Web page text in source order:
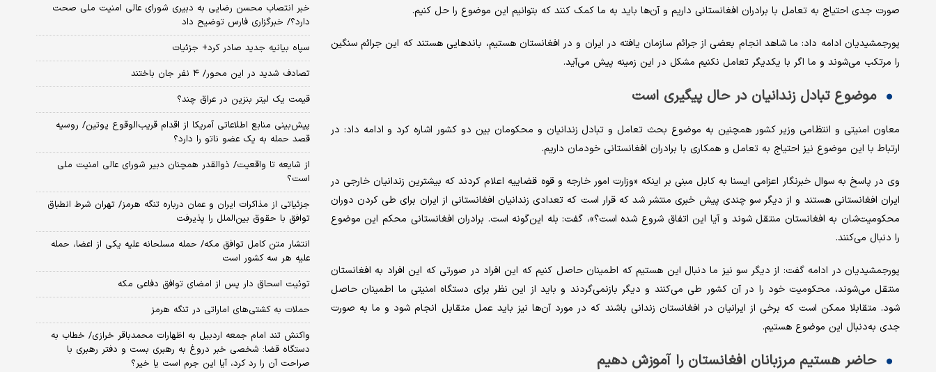
صورت جدی احتیاج به تعامل با برادران افغانستانی داریم و آن‌ها باید به ما کمک کنند که بتوانیم این موضوع را حل کنیم.
پورجمشیدیان ادامه داد: ما شاهد انجام بعضی از جرائم سازمان یافته در ایران و در افغانستان هستیم، باندهایی هستند که این جرائم سنگین
را مرتکب می‌شوند و ما اگر با یکدیگر تعامل نکنیم مشکل در این زمینه پیش می‌آید.
موضوع تبادل زندانیان در حال پیگیری است
معاون امنیتی و انتظامی وزیر کشور همچنین به موضوع بحث تعامل و تبادل زندانیان و محکومان بین دو کشور اشاره کرد و ادامه داد: در
ارتباط با این موضوع نیز احتیاج به تعامل و همکاری با برادران افغانستانی خودمان داریم.
وی در پاسخ به سوال خبرنگار اعزامی ایسنا به کابل مبنی بر اینکه «وزارت امور خارجه و قوه قضاییه اعلام کردند که بیشترین زندانیان خارجی در
ایران افغانستانی هستند و از دیگر سو چندی پیش خبری منتشر شد که قرار است که تعدادی زندانیان افغانستانی از ایران برای طی کردن دوران
محکومیت‌شان به افغانستان منتقل شوند و آیا این اتفاق شروع شده است؟»، گفت: بله این‌گونه است. برادران افغانستانی محکم این موضوع
را دنبال می‌کنند.
پورجمشیدیان در ادامه گفت: از دیگر سو نیز ما دنبال این هستیم که اطمینان حاصل کنیم که این افراد در صورتی که این افراد به افغانستان
منتقل می‌شوند، محکومیت خود را در آن کشور طی می‌کنند و دیگر بازنمی‌گردند و باید از این نظر برای دستگاه امنیتی ما اطمینان حاصل
شود. متقابلا ممکن است که برخی از ایرانیان در افغانستان زندانی باشند که در مورد آن‌ها نیز باید عمل متقابل انجام شود و ما به صورت
جدی به‌دنبال این موضوع هستیم.
حاضر هستیم مرزبانان افغانستان را آموزش دهیم
خبر انتصاب محسن رضایی به دبیری شورای عالی امنیت ملی صحت
دارد؟/ خبرگزاری فارس توضیح داد
سپاه بیانیه جدید صادر کرد+ جزئیات
تصادف شدید در این محور/ ۴ نفر جان باختند
قیمت یک لیتر بنزین در عراق چند؟
پیش‌بینی منابع اطلاعاتی آمریکا از اقدام قریب‌الوقوع پوتین/ روسیه
قصد حمله به یک عضو ناتو را دارد؟
از شایعه تا واقعیت/ ذوالقدر همچنان دبیر شورای ‌عالی امنیت ملی
است؟
جزئیاتی از مذاکرات ایران و عمان درباره تنگه هرمز/ تهران شرط انطباق
توافق با حقوق بین‌الملل را پذیرفت
انتشار متن کامل توافق مکه/ حمله مسلحانه علیه یکی از اعضا، حمله
علیه هر سه کشور است
توئیت اسحاق دار پس از امضای توافق دفاعی مکه
حملات به کشتی‌های اماراتی در تنگه هرمز
واکنش تند امام جمعه اردبیل به اظهارات محمدباقر خرازی/ خطاب به
دستگاه قضا: شخصی خبر دروغ به رهبری بست و دفتر رهبری با
صراحت آن را رد کرد، آیا این جرم است یا خیر؟